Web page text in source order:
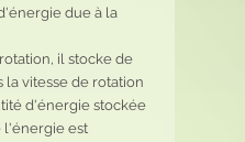
due à la
il stocke de
la vitesse de rotation
d'énergie stockée
l'énergie est